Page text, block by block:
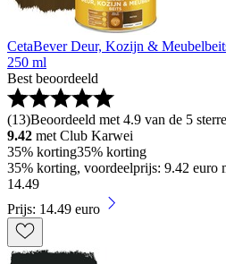
CetaBever Deur, Kozijn &
250 ml
Best beoordeeld
(13)Beoordeeld met 4.9 van de 5
9.42 met Club Karwei
35% korting35% korting
35% korting, voordeelprijs: 9.42 euro
14.49
Prijs: 14.49 euro